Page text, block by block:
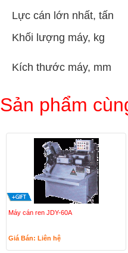
Lực cán lớn nhất, tấn
Khối lượng máy, kg
Kích thước máy, mm
Sản phẩm
Máy cán ren JDY-60A
Giá Bán: Liên hệ